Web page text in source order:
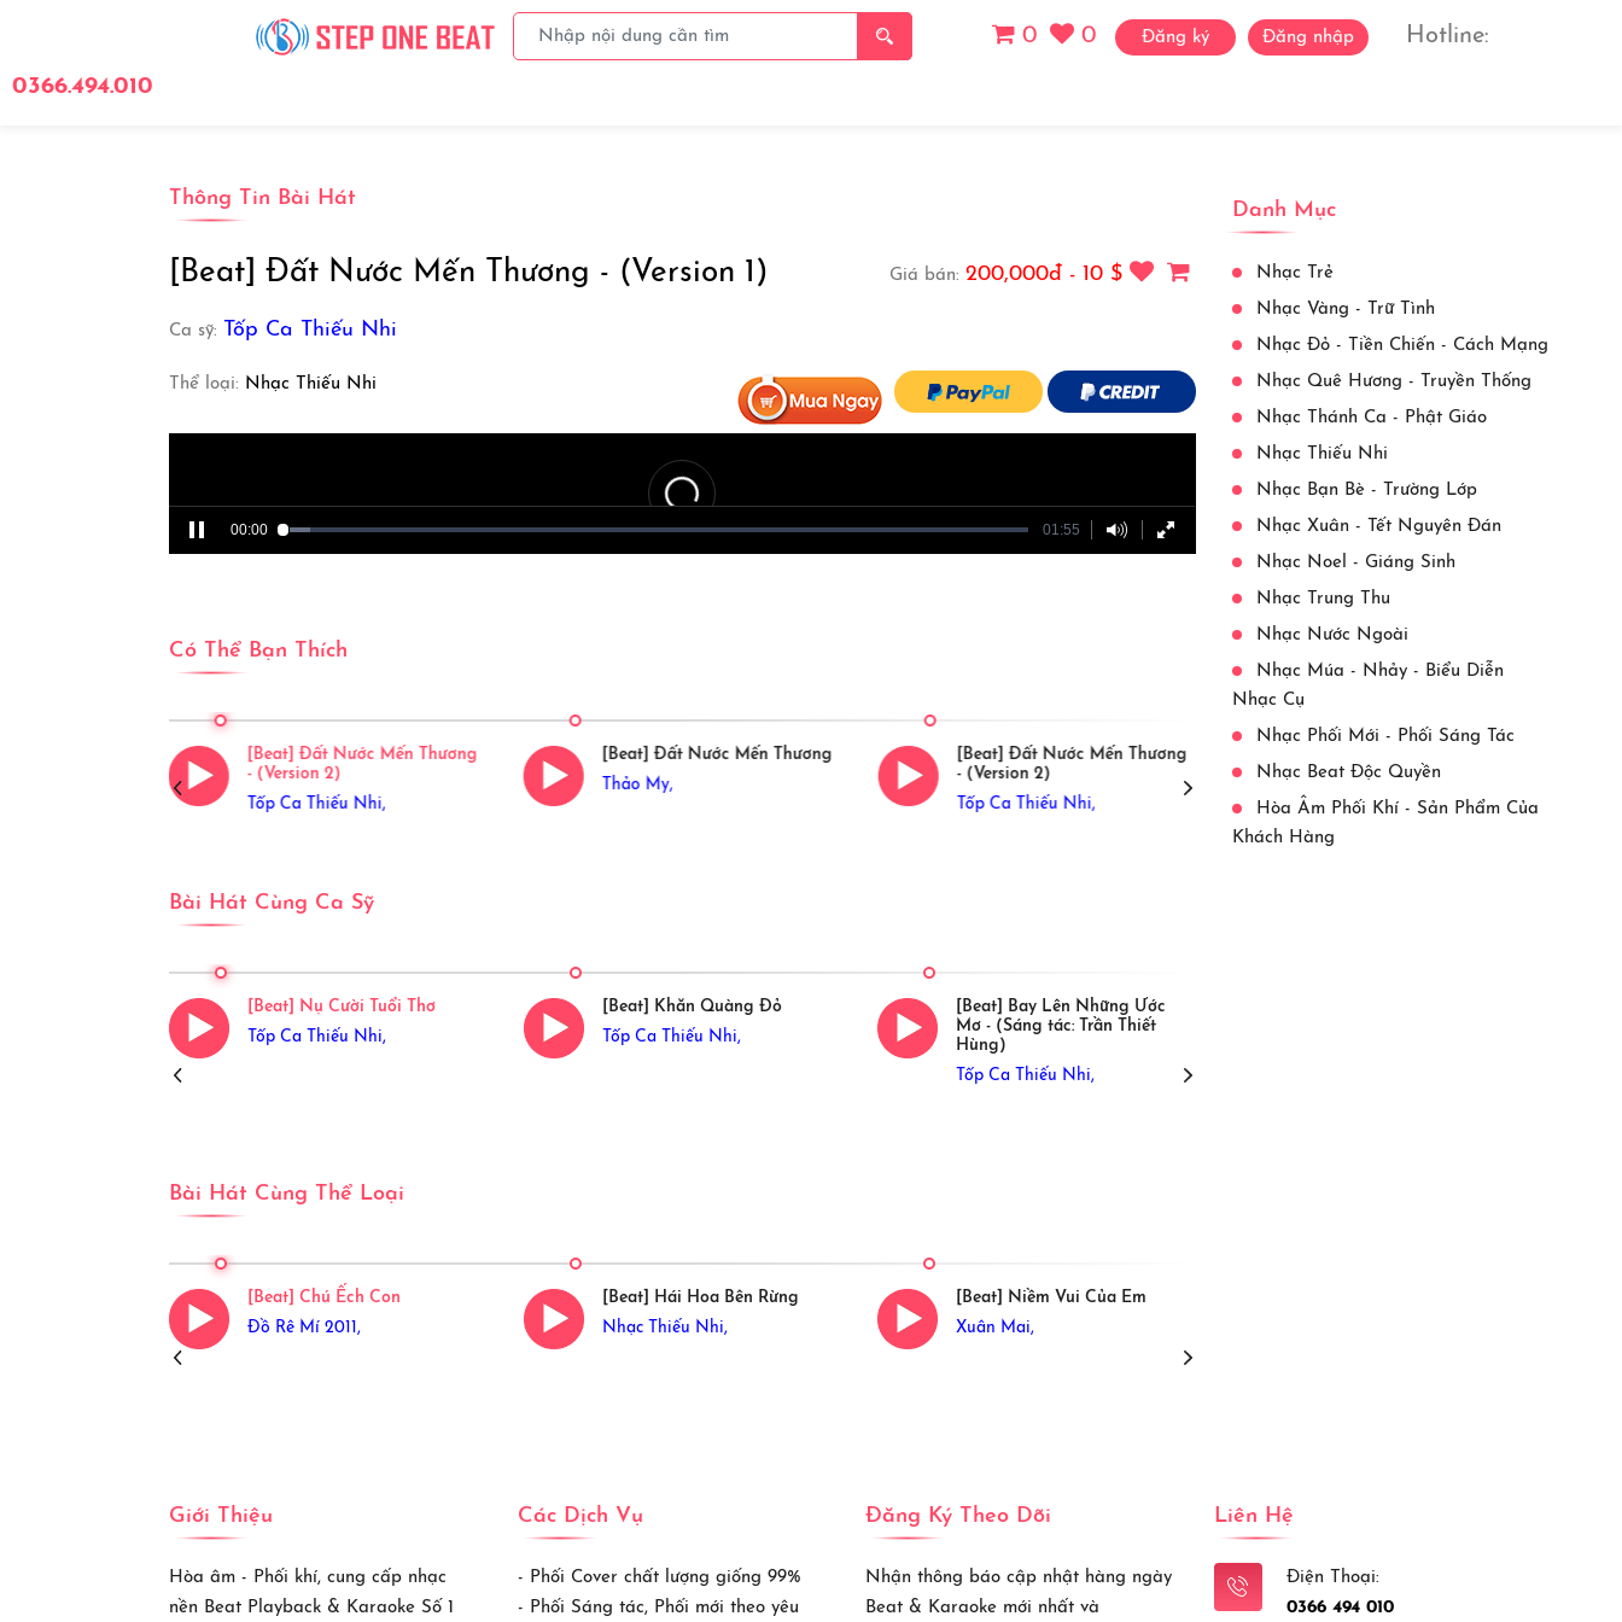
0 0 Đăng ký Đăng nhập Hotline:
0366.494.010
Thông Tin Bài Hát
[Beat] Đất Nước Mến Thương - (Version 1) Giá bán: 200,000đ - 10 $
Ca sỹ: Tốp Ca Thiếu Nhi
Thể loại: Nhạc Thiếu Nhi
00:00 01:55
Có Thể Bạn Thích
[Beat] Đất Nước Mến Thương
- (Version 2)
Tốp Ca Thiếu Nhi,
[Beat] Đất Nước Mến Thương
Thảo My,
[Beat] Đất Nước Mến Thương
- (Version 2)
Tốp Ca Thiếu Nhi,
Thảo My,
Bài Hát Cùng Ca Sỹ
[Beat] Nụ Cười Tuổi Thơ
Tốp Ca Thiếu Nhi,
[Beat] Khăn Quàng Đỏ
Tốp Ca Thiếu Nhi,
[Beat] Bay Lên Những Ước
Mơ - (Sáng tác: Trần Thiết
Hùng)
Tốp Ca Thiếu Nhi,
Bài Hát Cùng Thể Loại
[Beat] Chú Ếch Con
Đồ Rê Mí 2011,
[Beat] Hái Hoa Bên Rừng
Nhạc Thiếu Nhi,
[Beat] Niềm Vui Của Em
Xuân Mai,
Danh Mục
Nhạc Trẻ
Nhạc Vàng - Trữ Tình
Nhạc Đỏ - Tiền Chiến - Cách Mạng
Nhạc Quê Hương - Truyền Thống
Nhạc Thánh Ca - Phật Giáo
Nhạc Thiếu Nhi
Nhạc Bạn Bè - Trường Lớp
Nhạc Xuân - Tết Nguyên Đán
Nhạc Noel - Giáng Sinh
Nhạc Trung Thu
Nhạc Nước Ngoài
Nhạc Múa - Nhảy - Biểu Diễn
Nhạc Cụ
Nhạc Phối Mới - Phối Sáng Tác
Nhạc Beat Độc Quyền
Hòa Âm Phối Khí - Sản Phẩm Của
Khách Hàng
Giới Thiệu
Hòa âm - Phối khí, cung cấp nhạc
nền Beat Playback & Karaoke Số 1
Các Dịch Vụ
- Phối Cover chất lượng giống 99%
- Phối Sáng tác, Phối mới theo yêu
Đăng Ký Theo Dõi
Nhận thông báo cập nhật hàng ngày
Beat & Karaoke mới nhất và
Liên Hệ
Điện Thoại:
0366 494 010